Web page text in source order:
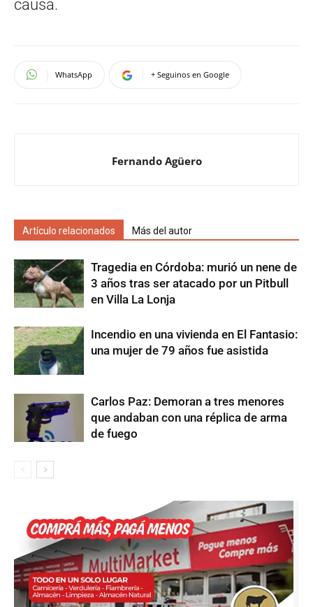
causa.
WhatsApp + Seguinos en Google
Fernando Agüero
Artículo relacionados Más del autor
Tragedia en Córdoba: murió un nene de
3 años tras ser atacado por un Pitbull
en Villa La Lonja
Incendio en una vivienda en El Fantasio:
una mujer de 79 años fue asistida
Carlos Paz: Demoran a tres menores
que andaban con una réplica de arma
de fuego